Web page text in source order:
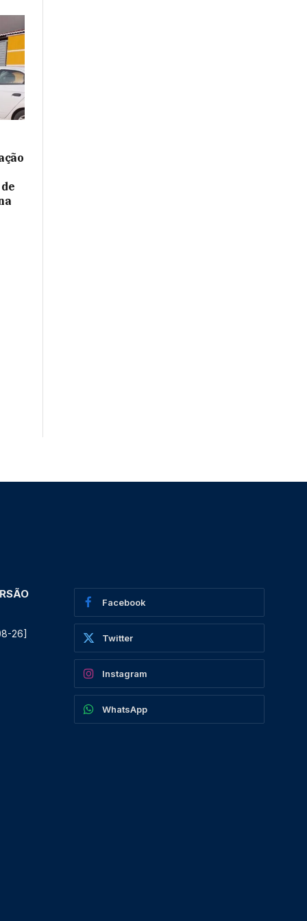
26]
Facebook
Twitter
Instagram
WhatsApp